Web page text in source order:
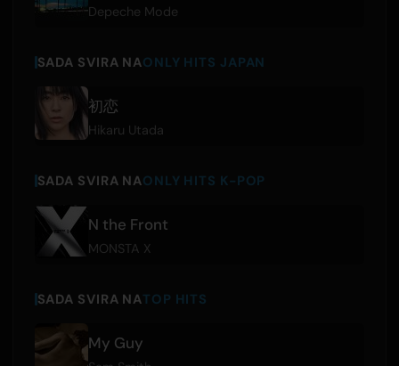
Depeche Mode
SADA SVIRA NAONLY HITS JAPAN
初恋
Hikaru Utada
SADA SVIRA NAONLY HITS K-POP
N the Front
MONSTA X
SADA SVIRA NATOP HITS
My Guy